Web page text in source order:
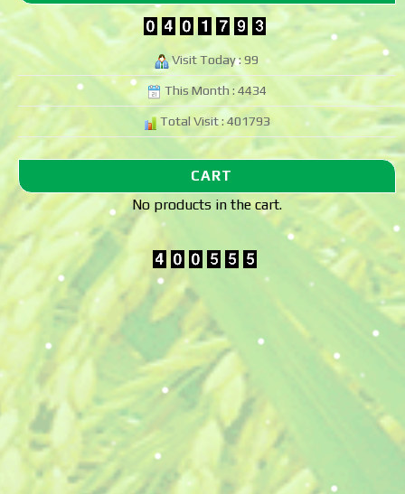
Visit Today : 99
This Month : 4434
Total Visit : 401793
CART
No products in the cart.